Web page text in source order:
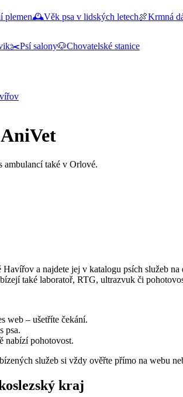
plemen🕰️Věk psa v lidských letech🍖Krmná
✂️Psí salony🐶Chovatelské stanice
také v Orlové.
a najdete jej v katalogu psích služeb
také laboratoř, RTG, ultrazvuk či
web – ušetříte čekání.
psa.
nabízí pohotovost.
služeb si vždy ověřte přímo na webu
kraj